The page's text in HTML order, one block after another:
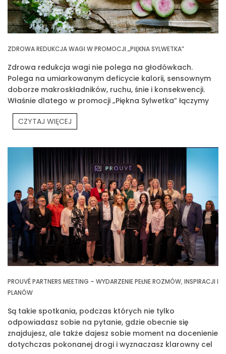
ZDROWA REDUKCJA WAGI W PROMOCJI „PIĘKNA SYLWETKA”
Zdrowa redukcja wagi nie polega na głodówkach.
Polega na umiarkowanym deficycie kalorii, sensownym
doborze makroskładników, ruchu, śnie i konsekwencji.
Właśnie dlatego w promocji „Piękna Sylwetka” łączymy
edukację z praktyką
CZYTAJ WIĘCEJ
PROUVÉ PARTNERS MEETING – WYDARZENIE PEŁNE ROZMÓW, INSPIRACJI I
PLANÓW
Są takie spotkania, podczas których nie tylko
odpowiadasz sobie na pytanie, gdzie obecnie się
znajdujesz, ale także dajesz sobie moment na docenienie
dotychczas pokonanej drogi i wyznaczasz klarowny cel